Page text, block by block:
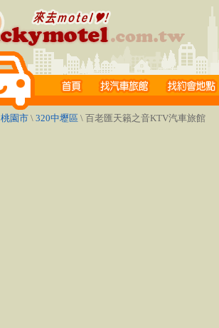
桃園市 \ 320中壢區 \ 百老匯天籟之音KTV汽車旅館